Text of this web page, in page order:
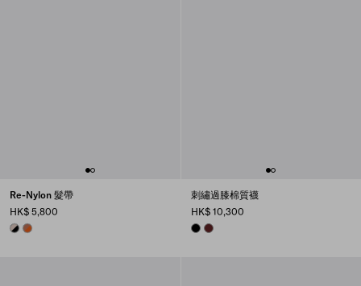
Re-Nylon 髮帶
HK$ 5,800
BLACK/CAMEO
PAPAYA/BURNT SIENNA
刺繡過膝棉質襪
HK$ 10,300
BLACKAMARANTH RED